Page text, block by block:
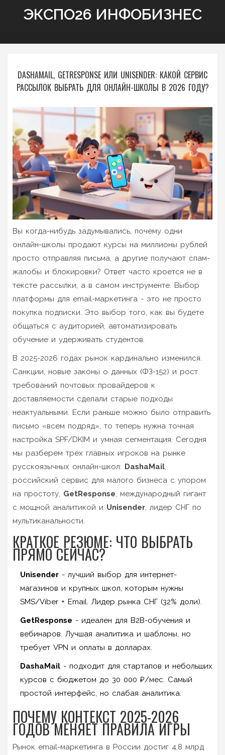
ЭКСПО26 ИНФОБИЗНЕС
DASHAMAIL, GETRESPONSE ИЛИ UNISENDER: КАКОЙ СЕРВИС
РАССЫЛОК ВЫБРАТЬ ДЛЯ ОНЛАЙН-ШКОЛЫ В 2026 ГОДУ?
Вы когда-нибудь задумывались, почему одни
онлайн-школы продают курсы на миллионы рублей
просто отправляя письма, а другие получают спам-
жалобы и блокировки? Ответ часто кроется не в
тексте рассылки, а в самом инструменте. Выбор
платформы для email-маркетинга - это не просто
покупка подписки. Это выбор того, как вы будете
общаться с аудиторией, автоматизировать
обучение и удерживать студентов.
В 2025-2026 годах рынок кардинально изменился.
Санкции, новые законы о данных (ФЗ-152) и рост
требований почтовых провайдеров к
доставляемости сделали старые подходы
неактуальными. Если раньше можно было отправить
письмо «всем подряд», то теперь нужна точная
настройка SPF/DKIM и умная сегментация. Сегодня
мы разберем трех главных игроков на рынке
русскоязычных онлайн-школ: DashaMail,
российский сервис для малого бизнеса с упором
на простоту, GetResponse, международный гигант
с мощной аналитикой и Unisender, лидер СНГ по
мультиканальности.
КРАТКОЕ РЕЗЮМЕ: ЧТО ВЫБРАТЬ
ПРЯМО СЕЙЧАС?
Unisender - лучший выбор для интернет-
магазинов и крупных школ, которым нужны
SMS/Viber + Email. Лидер рынка СНГ (32% доли).
GetResponse - идеален для B2B-обучения и
вебинаров. Лучшая аналитика и шаблоны, но
требует VPN и оплаты в долларах.
DashaMail - подходит для стартапов и небольших
курсов с бюджетом до 30 000 ₽/мес. Самый
простой интерфейс, но слабая аналитика.
ПОЧЕМУ КОНТЕКСТ 2025-2026
ГОДОВ МЕНЯЕТ ПРАВИЛА ИГРЫ
Рынок email-маркетинга в России достиг 4,8 млрд